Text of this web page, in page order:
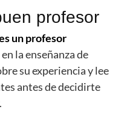
profesor
un profesor
la enseñanza de
su experiencia y lee
antes de decidirte